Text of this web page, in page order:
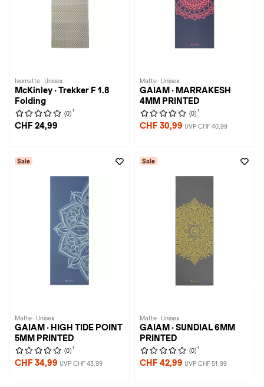
Isomatte · Unisex
McKinley · Trekker F 1.8
Folding
(0) 1
CHF 24,99
Matte · Unisex
GAIAM · MARRAKESH
4MM PRINTED
(0) 1
CHF 30,99 UVP CHF 40,99
Sale
Matte · Unisex
GAIAM · HIGH TIDE POINT
5MM PRINTED
(0) 1
CHF 34,99 UVP CHF 43,99
Sale
Matte · Unisex
GAIAM · SUNDIAL 6MM
PRINTED
(0) 1
CHF 42,99 UVP CHF 51,99